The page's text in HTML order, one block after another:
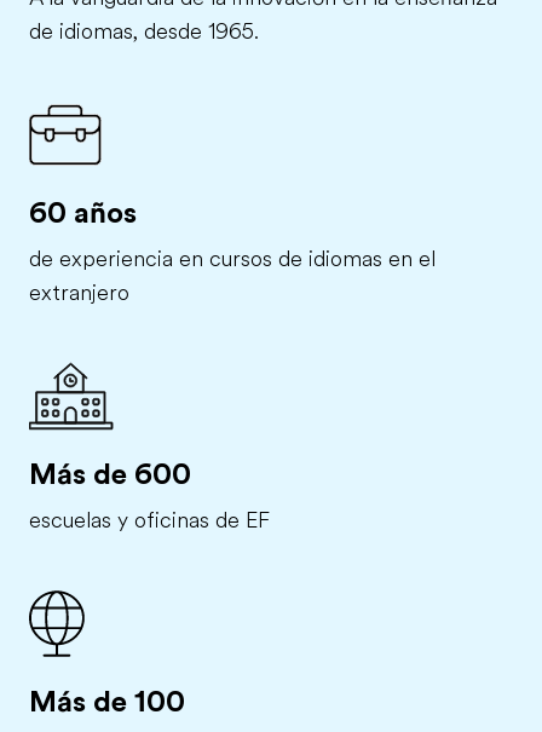
de idiomas, desde 1965.
60 años
de experiencia en cursos de idiomas en el
extranjero
Más de 600
escuelas y oficinas de EF
Más de 100